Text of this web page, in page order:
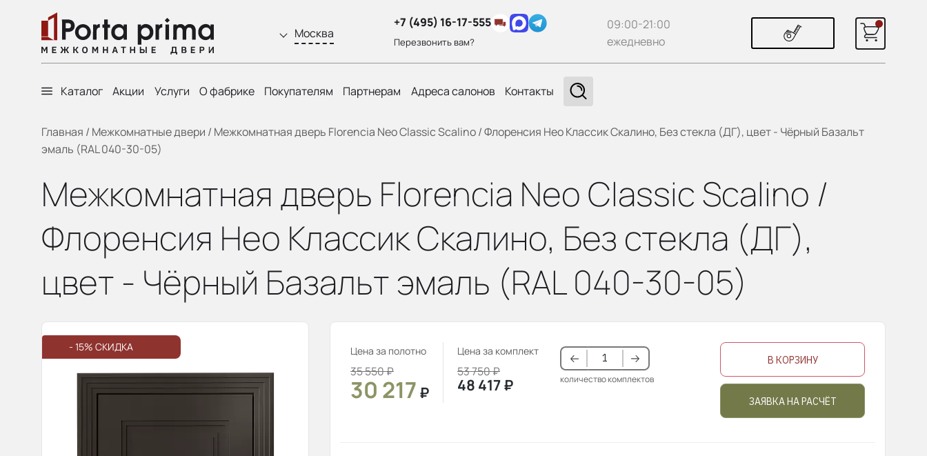
Москва
+7 (495) 16-17-555
Перезвонить вам?
09:00-21:00
ежедневно
Каталог Акции Услуги О фабрике Покупателям Партнерам Адреса салонов Контакты
Главная / Межкомнатные двери / Межкомнатная дверь Florencia Neo Classic Scalino / Флоренсия Нео Классик Скалино, Без стекла (ДГ), цвет - Чёрный Базальт
эмаль (RAL 040-30-05)
Межкомнатная дверь Florencia Neo Classic Scalino /
Флоренсия Нео Классик Скалино, Без стекла (ДГ),
цвет - Чёрный Базальт эмаль (RAL 040-30-05)
- 15% СКИДКА Цена за полотно
35 550₽
30 217 ₽
Цена за комплект
53 750₽
48 417₽ количество комплектов
В КОРЗИНУ
ЗАЯВКА НА РАСЧЁТ